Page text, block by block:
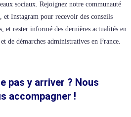
sociaux. Rejoignez notre communauté
Instagram pour recevoir des conseils
et rester informé des dernières actualités en
de démarches administratives en France.
pas y arriver ? Nous
accompagner !